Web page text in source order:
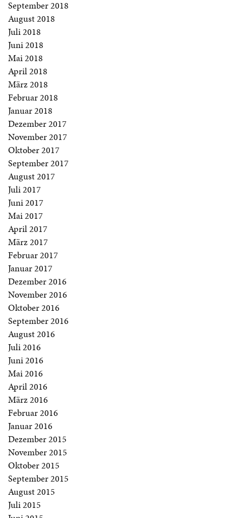
September 2018
August 2018
Juli 2018
Juni 2018
Mai 2018
April 2018
März 2018
Februar 2018
Januar 2018
Dezember 2017
November 2017
Oktober 2017
September 2017
August 2017
Juli 2017
Juni 2017
Mai 2017
April 2017
März 2017
Februar 2017
Januar 2017
Dezember 2016
November 2016
Oktober 2016
September 2016
August 2016
Juli 2016
Juni 2016
Mai 2016
April 2016
März 2016
Februar 2016
Januar 2016
Dezember 2015
November 2015
Oktober 2015
September 2015
August 2015
Juli 2015